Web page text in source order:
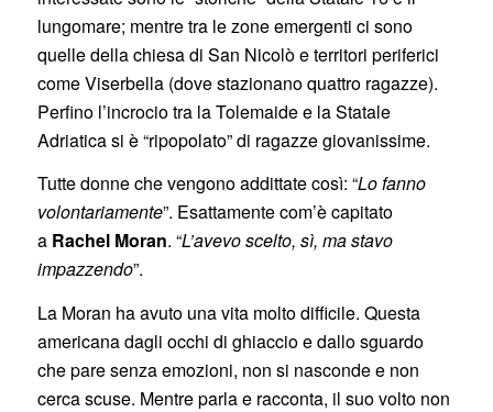
lungomare; mentre tra le zone emergenti ci sono
quelle della chiesa di San Nicolò e territori periferici
come Viserbella (dove stazionano quattro ragazze).
Perfino l’incrocio tra la Tolemaide e la Statale
Adriatica si è “ripopolato” di ragazze giovanissime.
Tutte donne che vengono addittate così: “Lo fanno
volontariamente”. Esattamente com’è capitato
a Rachel Moran. “L’avevo scelto, sì, ma stavo
impazzendo”.
La Moran ha avuto una vita molto difficile. Questa
americana dagli occhi di ghiaccio e dallo sguardo
che pare senza emozioni, non si nasconde e non
cerca scuse. Mentre parla e racconta, il suo volto non